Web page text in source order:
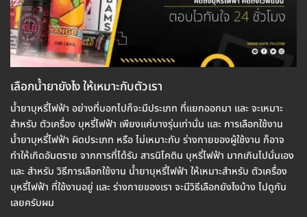
เลือกน้ำยายังไง ให้เหมาะกับตัวเรา
น้ำยาบุหรี่ไฟฟ้า อย่างที่บอกไปก็จะมีประเภท ที่แยกออกมา และ จะเหมาะ
สำหรับ ตัวเครื่อง บุหรี่ไฟฟ้า เพียงแค่บางรุ่นเท่านั่น และ การเลือกใช้งาน
น้ำยาบุหรี่ไฟฟ้า ผิดประเภท หรือ ไม่เหมาะกับ ร่างกายของผู้ใช้งาน ก็อาจ
ทำให้เกิดอันตราย จากการที่ได้รับ สารนิโคติน บุหรี่ไฟฟ้า มากเกินไปนั่นเอง
และ สำหรับ วิธีการเลือกใช้งาน น้ำยาบุหรี่ไฟฟ้า ให้เหมาะสำหรับ ตัวเครื่อง
บุหรี่ไฟฟ้า ที่ใช้งานอยู่ และ ร่างกายของเรา จะมีวิธีเลือกยังไงบ้าง ไปดูกัน
เลยครับผม